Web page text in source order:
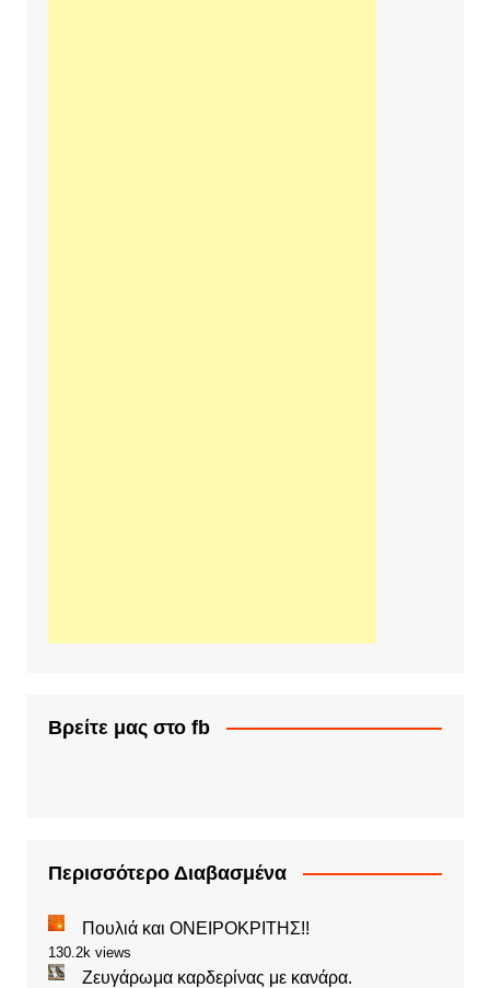
Βρείτε μας στο fb
Περισσότερο Διαβασμένα
Πουλιά και ΟΝΕΙΡΟΚΡΙΤΗΣ!!
130.2k views
Ζευγάρωμα καρδερίνας με κανάρα.